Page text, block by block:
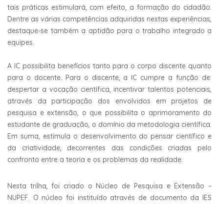
tais práticas estimulará, com efeito, a formação do cidadão.
Dentre as várias competências adquiridas nestas experiências,
destaque-se também a aptidão para o trabalho integrado a
equipes.
A IC possibilita benefícios tanto para o corpo discente quanto
para o docente. Para o discente, a IC cumpre a função de:
despertar a vocação científica, incentivar talentos potenciais,
através da participação dos envolvidos em projetos de
pesquisa e extensão, o que possibilita o aprimoramento do
estudante de graduação, o domínio da metodologia científica.
Em suma, estimula o desenvolvimento do pensar científico e
da criatividade, decorrentes das condições criadas pelo
confronto entre a teoria e os problemas da realidade.
Nesta trilha, foi criado o Núcleo de Pesquisa e Extensão –
NUPEF. O núcleo foi instituído através de documento da IES